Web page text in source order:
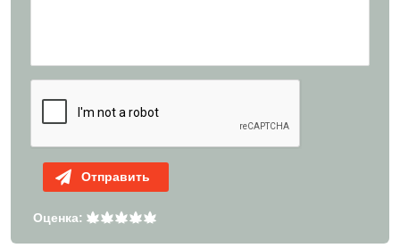
Отправить
Оценка: